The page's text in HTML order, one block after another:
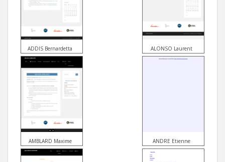
ADDIS Bernardetta ALONSO Laurent
AMBLARD Maxime ANDRE Etienne